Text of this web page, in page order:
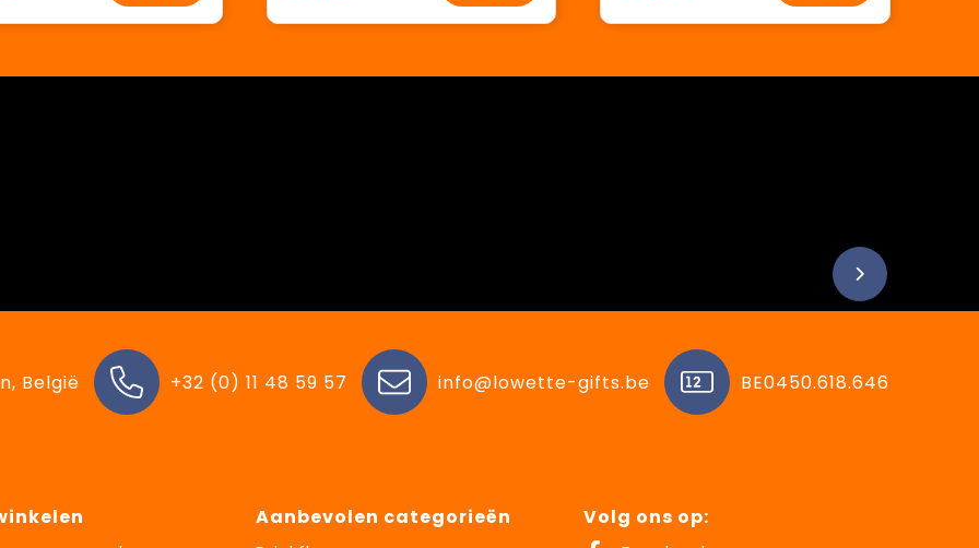
België +32 (0) 11 48 59 57 info@lowette-gifts.be BE0450.618.646
Aanbevolen categorieën Volg ons op: